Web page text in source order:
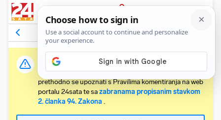
PRIJAVA
Komentari Relevantni
Važna obavijest:
Svaki korisnik koji želi komentirati članke obvezan je
prethodno se upoznati s Pravilima komentiranja na web
portalu 24sata te sazabranama propisanim stavkom
2. članka 94. Zakona .